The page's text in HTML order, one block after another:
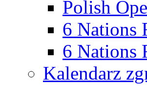
Polish
6 Nations
6 Nations
Kalendarz